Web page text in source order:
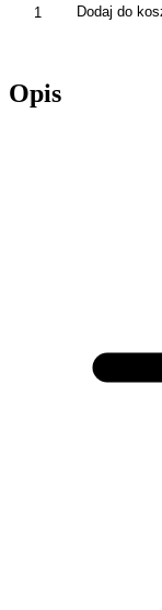
ilość
Naturalna
Pleciona
Dodaj do
Opis